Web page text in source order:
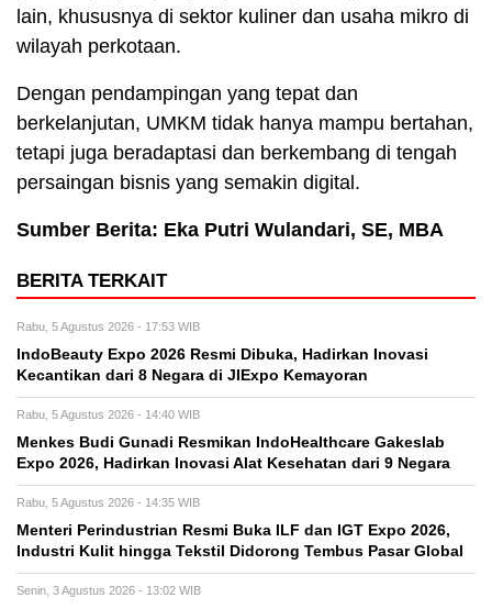
lain, khususnya di sektor kuliner dan usaha mikro di
wilayah perkotaan.
Dengan pendampingan yang tepat dan
berkelanjutan, UMKM tidak hanya mampu bertahan,
tetapi juga beradaptasi dan berkembang di tengah
persaingan bisnis yang semakin digital.
Sumber Berita: Eka Putri Wulandari, SE, MBA
BERITA TERKAIT
Rabu, 5 Agustus 2026 - 17:53 WIB
IndoBeauty Expo 2026 Resmi Dibuka, Hadirkan Inovasi
Kecantikan dari 8 Negara di JIExpo Kemayoran
Rabu, 5 Agustus 2026 - 14:40 WIB
Menkes Budi Gunadi Resmikan IndoHealthcare Gakeslab
Expo 2026, Hadirkan Inovasi Alat Kesehatan dari 9 Negara
Rabu, 5 Agustus 2026 - 14:35 WIB
Menteri Perindustrian Resmi Buka ILF dan IGT Expo 2026,
Industri Kulit hingga Tekstil Didorong Tembus Pasar Global
Senin, 3 Agustus 2026 - 13:02 WIB